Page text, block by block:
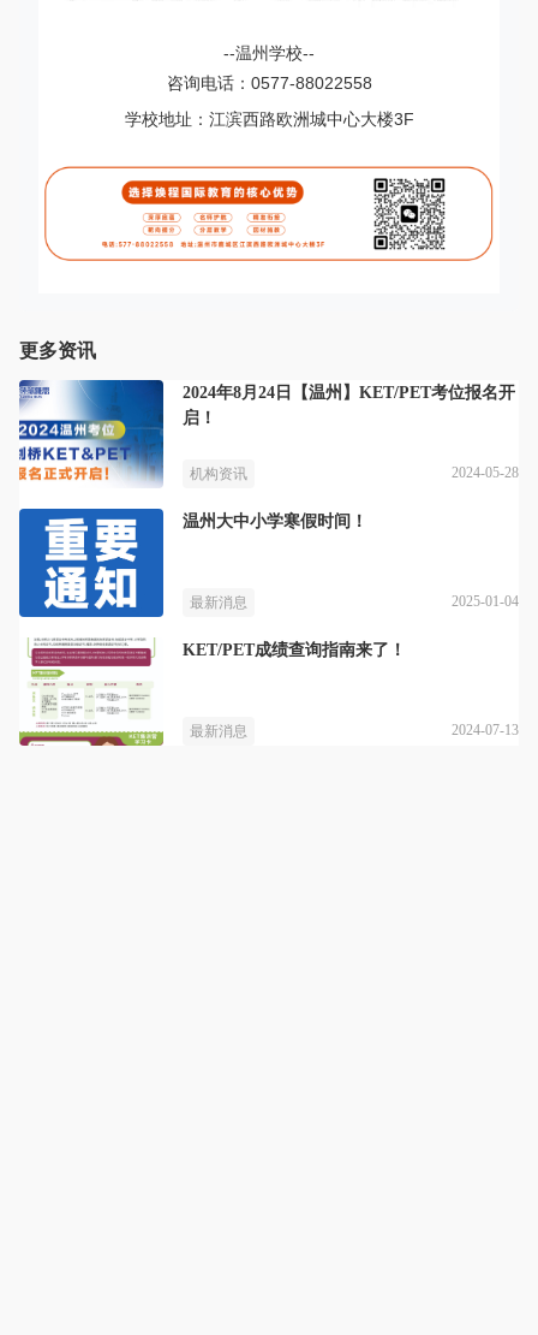
--温州学校--
咨询电话：0577-88022558
学校地址：江滨西路欧洲城中心大楼3F
更多资讯
2024年8月24日【温州】KET/PET考位报名开
启！
机构资讯 2024-05-28
温州大中小学寒假时间！
最新消息 2025-01-04
KET/PET成绩查询指南来了！
最新消息 2024-07-13